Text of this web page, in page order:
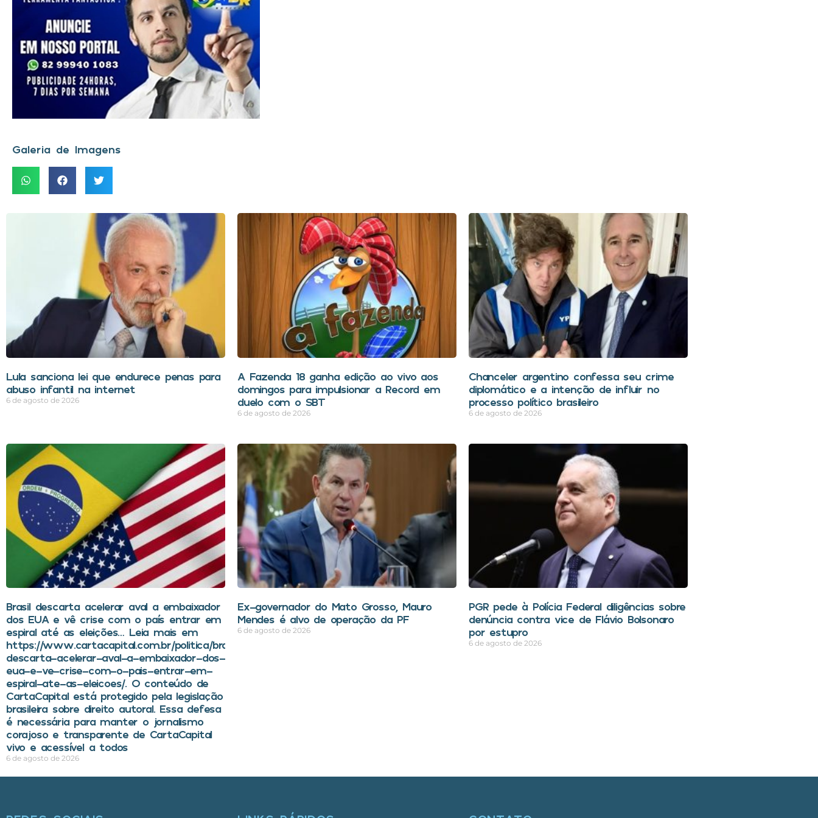
Galeria de Imagens
Lula sanciona lei que endurece penas para
abuso infantil na internet
6 de agosto de 2026
A Fazenda 18 ganha edição ao vivo aos
domingos para impulsionar a Record em
duelo com o SBT
6 de agosto de 2026
Chanceler argentino confessa seu crime
diplomático e a intenção de influir no
processo político brasileiro
6 de agosto de 2026
Brasil descarta acelerar aval a embaixador
dos EUA e vê crise com o país entrar em
espiral até as eleições… Leia mais em
https://www.cartacapital.com.br/politica/brasil-
descarta-acelerar-aval-a-embaixador-dos-
eua-e-ve-crise-com-o-pais-entrar-em-
espiral-ate-as-eleicoes/. O conteúdo de
CartaCapital está protegido pela legislação
brasileira sobre direito autoral. Essa defesa
é necessária para manter o jornalismo
corajoso e transparente de CartaCapital
vivo e acessível a todos
6 de agosto de 2026
Ex-governador do Mato Grosso, Mauro
Mendes é alvo de operação da PF
6 de agosto de 2026
PGR pede à Polícia Federal diligências sobre
denúncia contra vice de Flávio Bolsonaro
por estupro
6 de agosto de 2026